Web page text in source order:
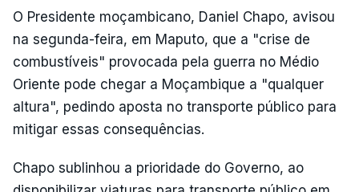
O Presidente moçambicano, Daniel Chapo, avisou
na segunda-feira, em Maputo, que a "crise de
combustíveis" provocada pela guerra no Médio
Oriente pode chegar a Moçambique a "qualquer
altura", pedindo aposta no transporte público para
mitigar essas consequências.
Chapo sublinhou a prioridade do Governo, ao